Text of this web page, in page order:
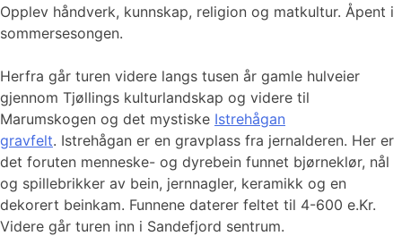
Opplev håndverk, kunnskap, religion og matkultur. Åpent i
sommersesongen.
Herfra går turen videre langs tusen år gamle hulveier
gjennom Tjøllings kulturlandskap og videre til
Marumskogen og det mystiske Istrehågan
gravfelt. Istrehågan er en gravplass fra jernalderen. Her er
det foruten menneske- og dyrebein funnet bjørneklør, nål
og spillebrikker av bein, jernnagler, keramikk og en
dekorert beinkam. Funnene daterer feltet til 4-600 e.Kr.
Videre går turen inn i Sandefjord sentrum.